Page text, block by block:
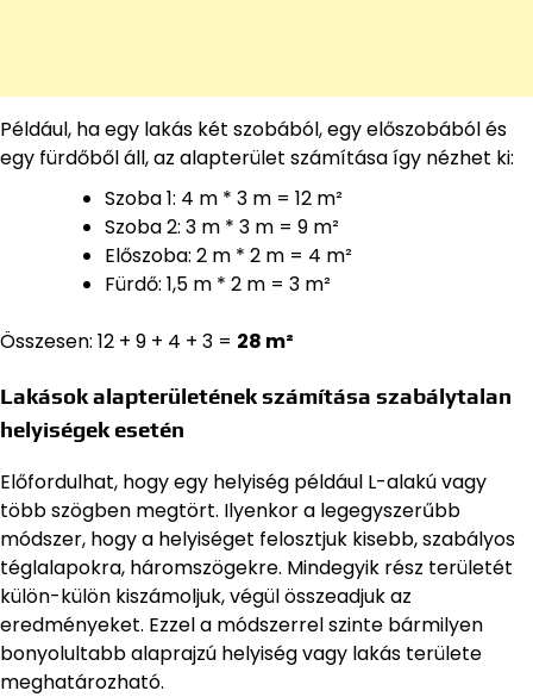
Például, ha egy lakás két szobából, egy előszobából és
egy fürdőből áll, az alapterület számítása így nézhet ki:
Szoba 1: 4 m * 3 m = 12 m²
Szoba 2: 3 m * 3 m = 9 m²
Előszoba: 2 m * 2 m = 4 m²
Fürdő: 1,5 m * 2 m = 3 m²
Összesen: 12 + 9 + 4 + 3 = 28 m²
Lakások alapterületének számítása szabálytalan
helyiségek esetén
Előfordulhat, hogy egy helyiség például L-alakú vagy
több szögben megtört. Ilyenkor a legegyszerűbb
módszer, hogy a helyiséget felosztjuk kisebb, szabályos
téglalapokra, háromszögekre. Mindegyik rész területét
külön-külön kiszámoljuk, végül összeadjuk az
eredményeket. Ezzel a módszerrel szinte bármilyen
bonyolultabb alaprajzú helyiség vagy lakás területe
meghatározható.